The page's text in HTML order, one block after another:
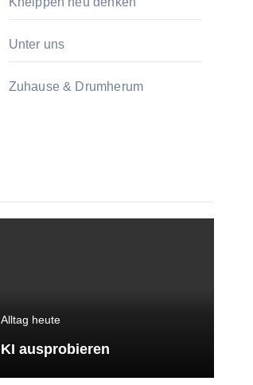
Unter uns
Zuhause & Drumherum
Alltag heute
KI ausprobieren